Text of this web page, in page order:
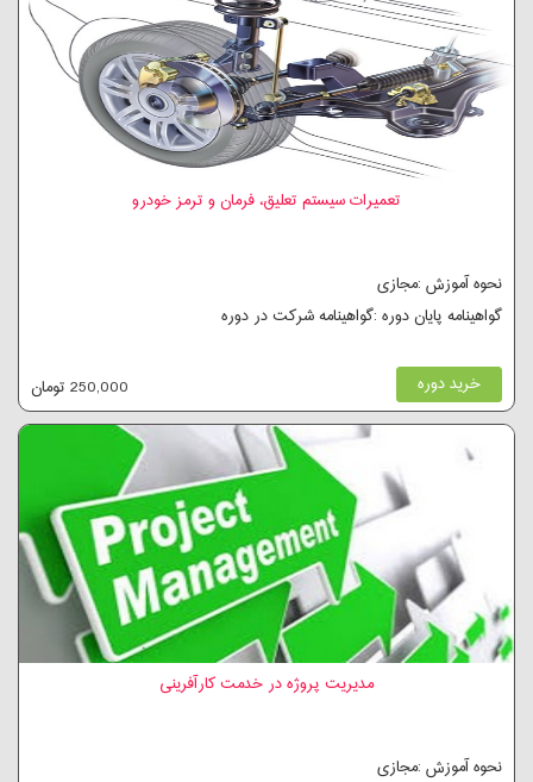
تعمیرات سیستم تعلیق، فرمان و ترمز خودرو
نحوه آموزش :مجازی
گواهینامه پایان دوره :گواهینامه شرکت در دوره
خرید دوره 250,000 تومان
مدیریت پروژه در خدمت کارآفرینی
نحوه آموزش :مجازی